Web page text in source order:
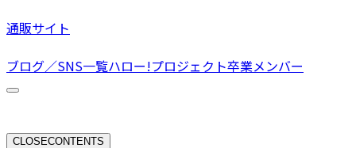
通販サイト
ブログ／SNS一覧ハロー!プロジェクト卒業メンバー
CLOSECONTENTS